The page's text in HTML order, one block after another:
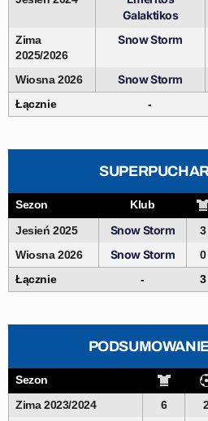
Galaktikos
Zima
2025/2026
Snow Storm
Wiosna 2026 Snow Storm
Łącznie
-
Sezon
Klub
Jesień 2025
Snow Storm 3
Wiosna 2026
Snow Storm 0
Łącznie
- 3
Sezon
Zima 2023/2024
6